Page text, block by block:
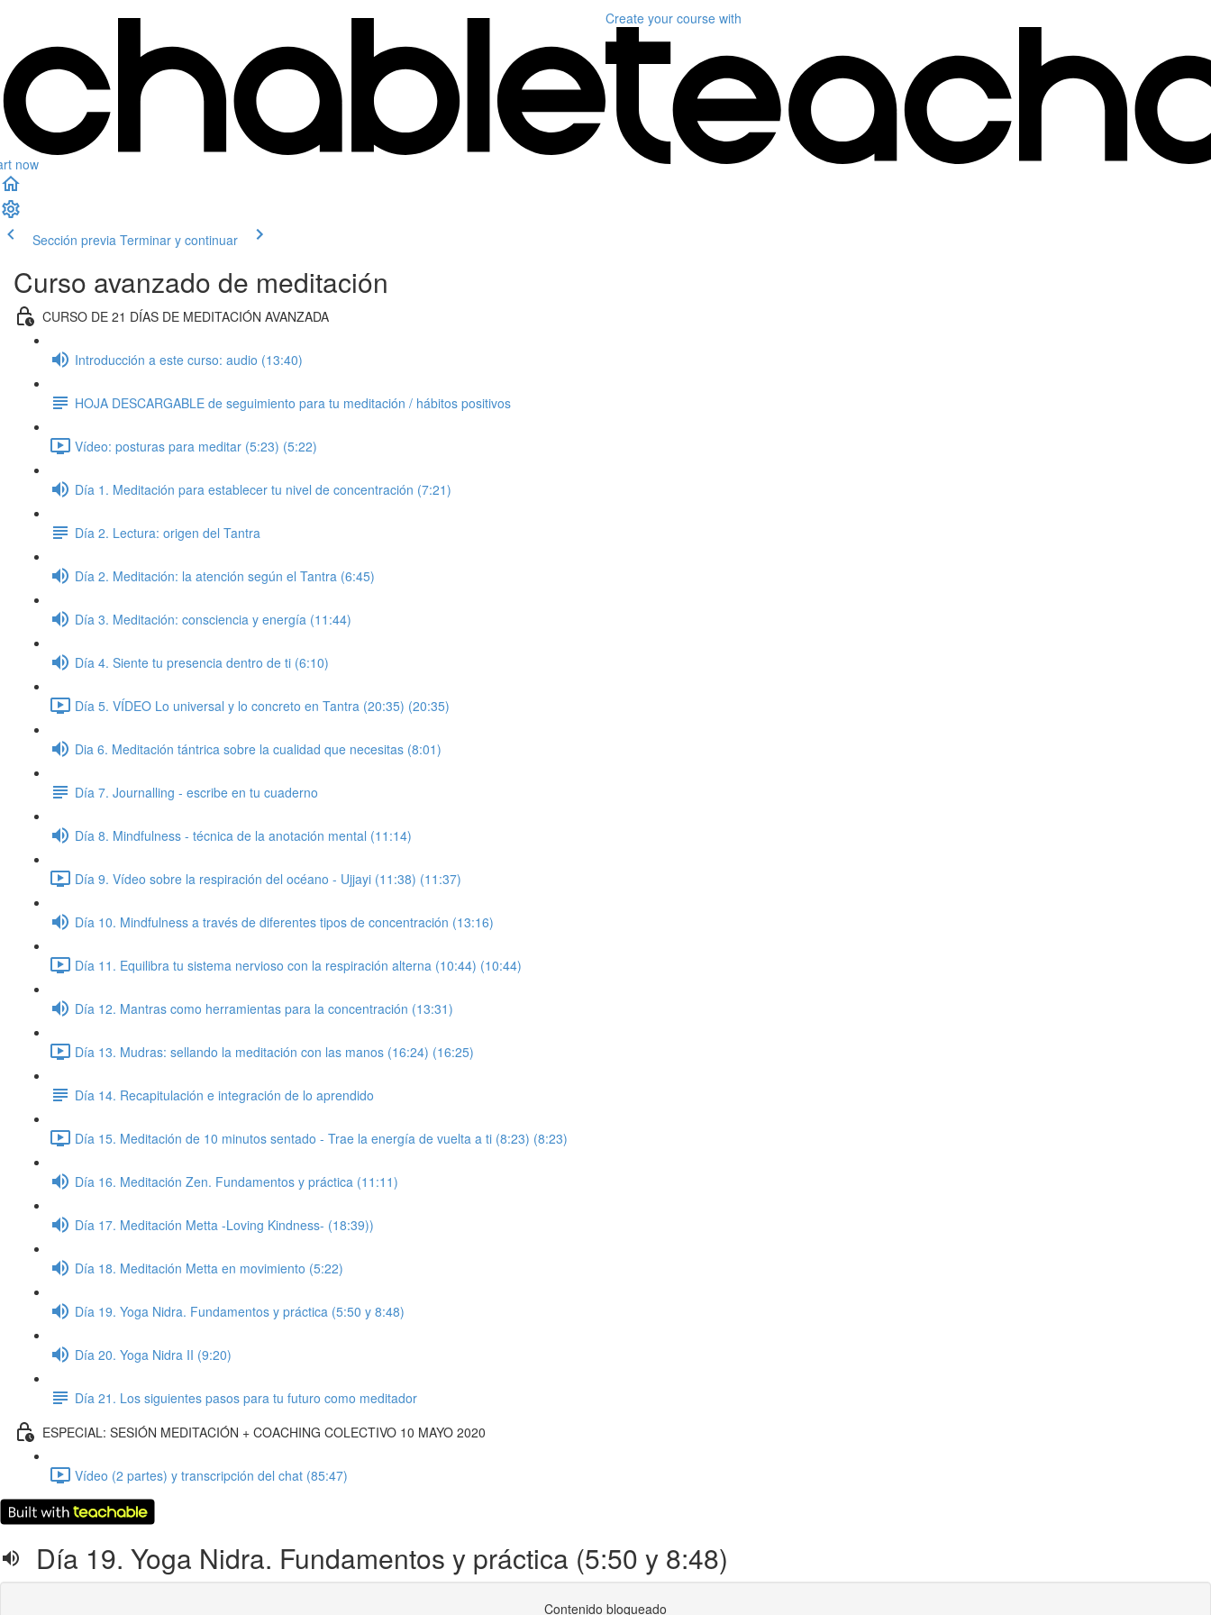
now
Create your course with
Sección previa Terminar y continuar
Curso avanzado de meditación
CURSO DE 21 DÍAS DE MEDITACIÓN AVANZADA
Introducción a este curso: audio (13:40)
HOJA DESCARGABLE de seguimiento para tu meditación / hábitos positivos
Vídeo: posturas para meditar (5:23) (5:22)
Día 1. Meditación para establecer tu nivel de concentración (7:21)
Día 2. Lectura: origen del Tantra
Día 2. Meditación: la atención según el Tantra (6:45)
Día 3. Meditación: consciencia y energía (11:44)
Día 4. Siente tu presencia dentro de ti (6:10)
Día 5. VÍDEO Lo universal y lo concreto en Tantra (20:35) (20:35)
Dia 6. Meditación tántrica sobre la cualidad que necesitas (8:01)
Día 7. Journalling - escribe en tu cuaderno
Día 8. Mindfulness - técnica de la anotación mental (11:14)
Día 9. Vídeo sobre la respiración del océano - Ujjayi (11:38) (11:37)
Día 10. Mindfulness a través de diferentes tipos de concentración (13:16)
Día 11. Equilibra tu sistema nervioso con la respiración alterna (10:44) (10:44)
Día 12. Mantras como herramientas para la concentración (13:31)
Día 13. Mudras: sellando la meditación con las manos (16:24) (16:25)
Día 14. Recapitulación e integración de lo aprendido
Día 15. Meditación de 10 minutos sentado - Trae la energía de vuelta a ti (8:23) (8:23)
Día 16. Meditación Zen. Fundamentos y práctica (11:11)
Día 17. Meditación Metta -Loving Kindness- (18:39))
Día 18. Meditación Metta en movimiento (5:22)
Día 19. Yoga Nidra. Fundamentos y práctica (5:50 y 8:48)
Día 20. Yoga Nidra II (9:20)
Día 21. Los siguientes pasos para tu futuro como meditador
ESPECIAL: SESIÓN MEDITACIÓN + COACHING COLECTIVO 10 MAYO 2020
Vídeo (2 partes) y transcripción del chat (85:47)
Día 19. Yoga Nidra. Fundamentos y práctica (5:50 y 8:48)
Contenido bloqueado